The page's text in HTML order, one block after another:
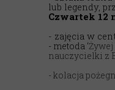
lub legendy,
Czwartek 12
- zajęcia w
- metoda ‘
nauczycielki z
- kolacja